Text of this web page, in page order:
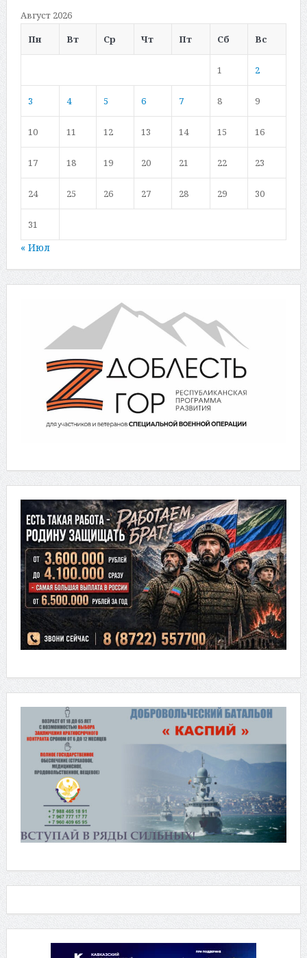
Август 2026
Пн
Вт Ср Чт Пт Сб Вс
1 2
3 4 5 6 7 8 9
10 11 12 13 14 15 16
17 18 19 20 21 22 23
24 25 26 27 28 29 30
31
« Июл